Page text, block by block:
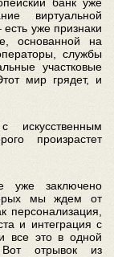
виртуальной
уже признаки
основанной на
службы
участковые
мир грядет, и
произрастет
уже заключено
мы ждем от
персонализация,
и интеграция с
все это в одной
Вот отрывок из